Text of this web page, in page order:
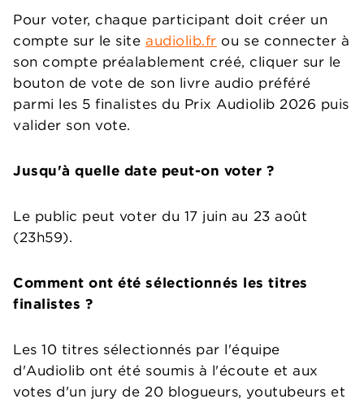
Pour voter, chaque participant doit créer un
compte sur le siteaudiolib.fr ou se connecter à
son compte préalablement créé, cliquer sur le
bouton de vote de son livre audio préféré
parmi les 5 finalistes du Prix Audiolib 2026 puis
valider son vote.
Jusqu'à quelle date peut-on voter ?
Le public peut voter du 17 juin au 23 août
(23h59).
Comment ont été sélectionnés les titres
finalistes ?
Les 10 titres sélectionnés par l'équipe
d'Audiolib ont été soumis à l'écoute et aux
votes d'un jury de 20 blogueurs, youtubeurs et